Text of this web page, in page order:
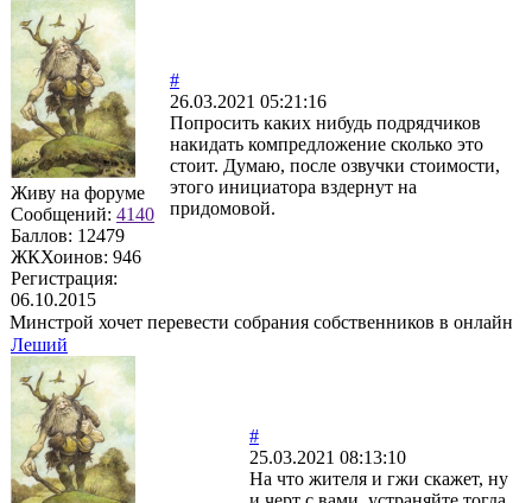
Живу на форуме
Сообщений: 4140
Баллов: 12479
ЖКХоинов: 946
Регистрация:
06.10.2015
#
26.03.2021 05:21:16
Попросить каких нибудь подрядчиков
накидать компредложение сколько это
стоит. Думаю, после озвучки стоимости,
этого инициатора вздернут на
придомовой.
Минстрой хочет перевести собрания собственников в онлайн
Леший
#
25.03.2021 08:13:10
На что жителя и гжи скажет, ну